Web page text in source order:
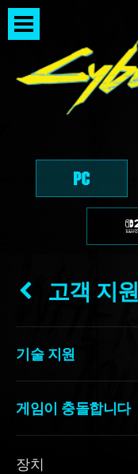
고객 지원
기술 지원
게임이 충돌합니다
장치